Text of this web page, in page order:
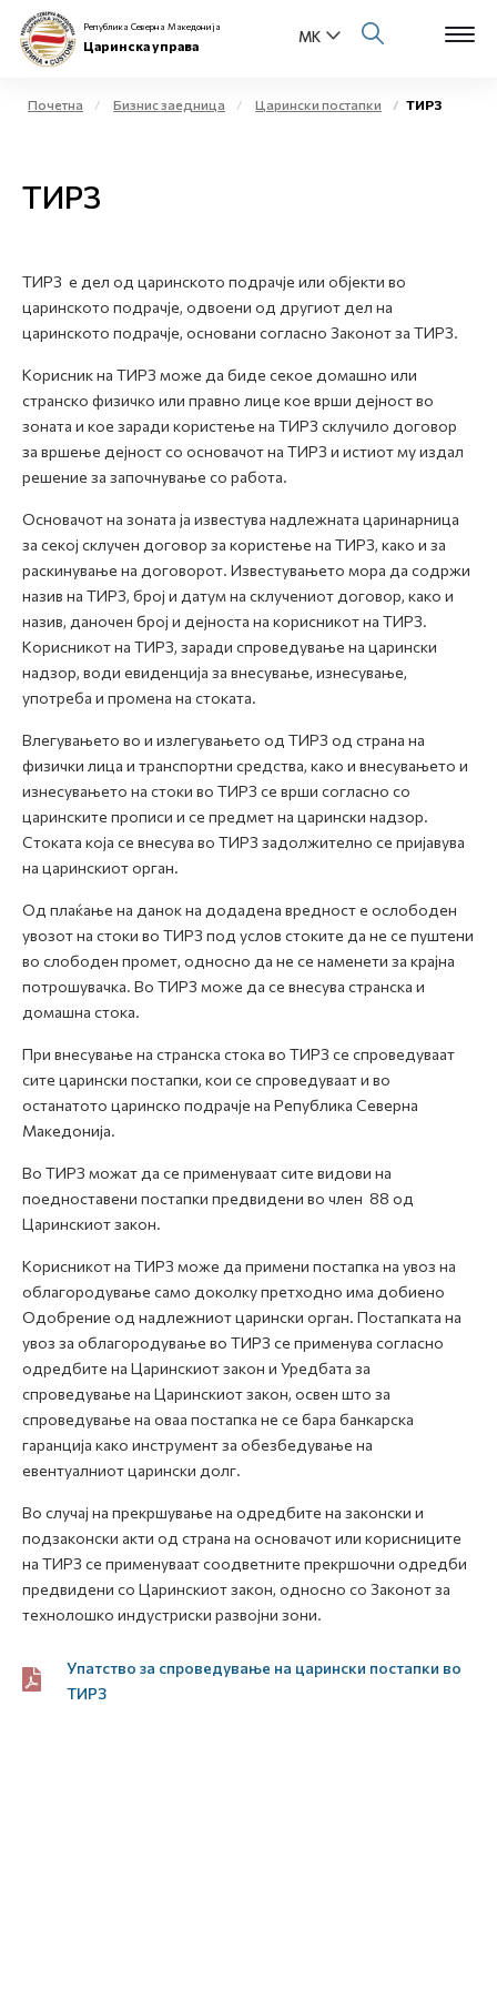
Бизнис заедница
Е-Царина
Медиа центар
Република Северна Македонија
Царинска управа
Почетна Бизнис заедница Царински постапки ТИРЗ
ТИРЗ
ТИРЗ е дел од царинското подрачје или објекти во
царинското подрачје, одвоени од другиот дел на
царинското подрачје, основани согласно Законот за ТИРЗ.
Корисник на ТИРЗ може да биде секое домашно или
странско физичко или правно лице кое врши дејност во
зоната и кое заради користење на ТИРЗ склучило договор
за вршење дејност со основачот на ТИРЗ и истиот му издал
решение за започнување со работа.
Основачот на зоната ја известува надлежната царинарница
за секој склучен договор за користење на ТИРЗ, како и за
раскинување на договорот. Известувањето мора да содржи
назив на ТИРЗ, број и датум на склучениот договор, како и
назив, даночен број и дејноста на корисникот на ТИРЗ.
Корисникот на ТИРЗ, заради спроведување на царински
надзор, води евиденција за внесување, изнесување,
употреба и промена на стоката.
Влегувањето во и излегувањето од ТИРЗ од страна на
физички лица и транспортни средства, како и внесувањето и
изнесувањето на стоки во ТИРЗ се врши согласно со
царинските прописи и се предмет на царински надзор.
Стоката која се внесува во ТИРЗ задолжително се пријавува
на царинскиот орган.
Од плаќање на данок на додадена вредност е ослободен
увозот на стоки во ТИРЗ под услов стоките да не се пуштени
во слободен промет, односно да не се наменети за крајна
потрошувачка. Во ТИРЗ може да се внесува странска и
домашна стока.
При внесување на странска стока во ТИРЗ се спроведуваат
сите царински постапки, кои се спроведуваат и во
останатото царинско подрачје на Република Северна
Македонија.
Во ТИРЗ можат да се применуваат сите видови на
поедноставени постапки предвидени во член 88 од
Царинскиот закон.
Корисникот на ТИРЗ може да примени постапка на увоз на
облагородување само доколку претходно има добиено
Одобрение од надлежниот царински орган. Постапката на
увоз за облагородување во ТИРЗ се применува согласно
одредбите на Царинскиот закон и Уредбата за
спроведување на Царинскиот закон, освен што за
спроведување на оваа постапка не се бара банкарска
гаранција како инструмент за обезбедување на
евентуалниот царински долг.
Во случај на прекршување на одредбите на законски и
подзаконски акти од страна на основачот или корисниците
на ТИРЗ се применуваат соодветните прекршочни одредби
предвидени со Царинскиот закон, односно со Законот за
технолошко индустриски развојни зони.
Упатство за спроведување на царински постапки во
ТИРЗ